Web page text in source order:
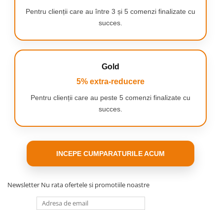
pentru reumplere usoara.
Tehnica fara efort
Cu capul de curatare care se roteste
360 de grade poti sa ajungi in zonele
greu accesibile si poti utiliza irigatorul
360° profunda in doar 60 de secunde.
Doar orienteaza, apasa
si curata pentru o
curatare interdentara
Pentru clienții care au între 3 și 5 comenzi finalizate cu
succes.
Gold
5% extra-reducere
Pentru clienții care au peste 5 comenzi finalizate cu
succes.
INCEPE CUMPARATURILE ACUM
Newsletter Nu rata ofertele si promotiile noastre